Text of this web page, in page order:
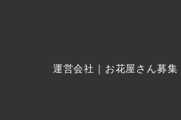
運営会社 ｜ お花屋さん募集